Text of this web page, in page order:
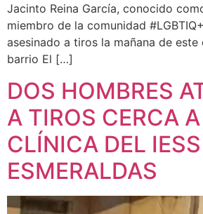
Jacinto Reina García, conocido
miembro de la comunidad
asesinado a tiros la mañana de este
barrio El […]
DOS HOMBRES
A TIROS CERCA
CLÍNICA DEL
ESMERALDAS